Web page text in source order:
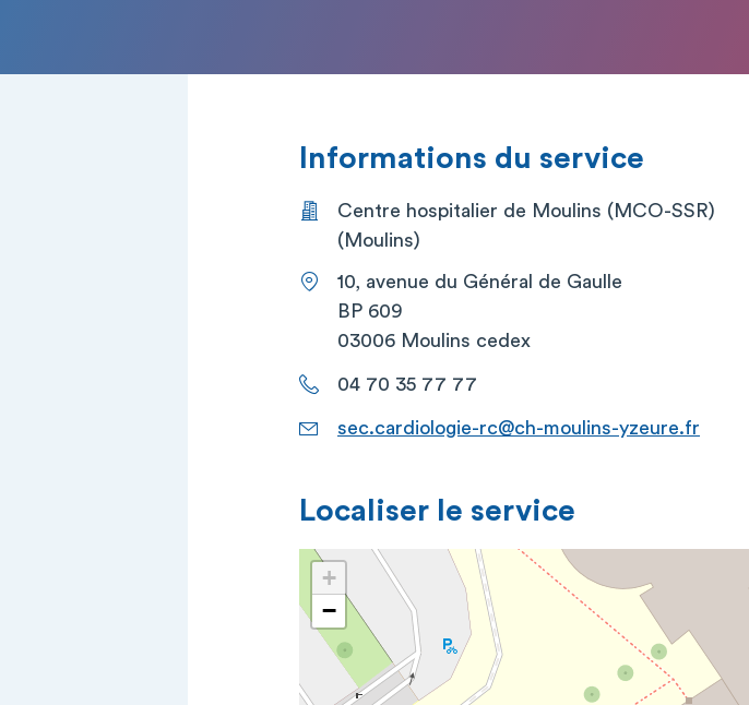
Informations du service
Centre hospitalier de Moulins (MCO-SSR)
(Moulins)
10, avenue du Général de Gaulle
BP 609
03006 Moulins cedex
04 70 35 77 77
sec.cardiologie-rc@ch-moulins-yzeure.fr
Localiser le service
+
−